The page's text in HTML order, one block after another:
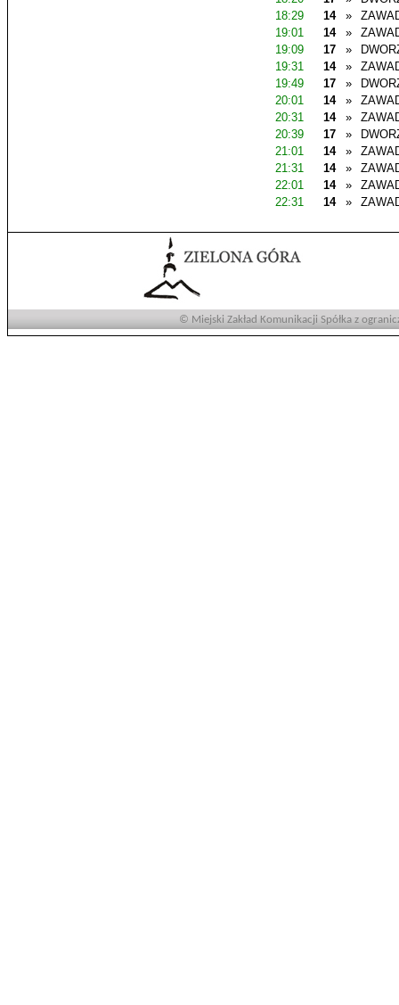
18:29
14 »
19:01
14 »
19:09
17 »
19:31
14 »
19:49
17 »
20:01
14 »
20:31
14 »
20:39
17 »
21:01
14 »
21:31
14 »
22:01
14 »
22:31
14 »
© Miejski Zakład Komunikacji Spółka z